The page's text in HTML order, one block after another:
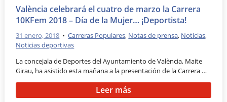
València celebrará el cuatro de marzo la Carrera
10KFem 2018 – Día de la Mujer… ¡Deportista!
31 enero, 2018 •Carreras Populares, Notas de prensa, Noticias,
Noticias deportivas
La concejala de Deportes del Ayuntamiento de València, Maite
Girau, ha asistido esta mañana a la presentación de la Carrera …
Leer más